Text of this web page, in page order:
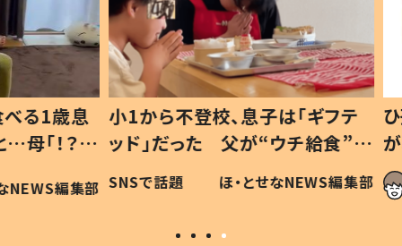
歳息
？」
編集部
小1から不登校、息子は「ギフテ
ッド」だった 父が“ウチ給食”を
作り続ける理由とは #令和の親
#令和の子
SNSで話題 ほ・とせなNEWS編集部
ひ孫
が、
「涙が
い」